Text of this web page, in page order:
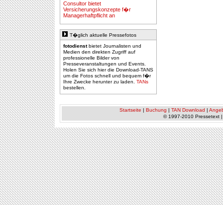
Consultor bietet
Versicherungskonzepte f�r
Managerhaftpflicht an
T�glich aktuelle Pressefotos
fotodienstbietet Journalisten und
Medien den direkten Zugriff auf
professionelle Bilder von
Presseveranstaltungen und Events.
Holen Sie sich hier die Download-TANS
um die Fotos schnell und bequem f�r
Ihre Zwecke herunter zu laden. TANs
bestellen.
Startseite | Buchung | TAN Download |
© 1997-2010 Pressetext